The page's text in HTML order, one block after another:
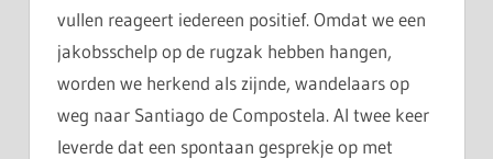
vullen reageert iedereen positief. Omdat we een
jakobsschelp op de rugzak hebben hangen,
worden we herkend als zijnde, wandelaars op
weg naar Santiago de Compostela. Al twee keer
leverde dat een spontaan gesprekje op met